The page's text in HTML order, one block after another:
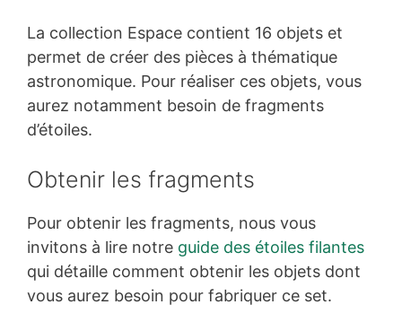
La collection Espace contient 16 objets et
permet de créer des pièces à thématique
astronomique. Pour réaliser ces objets, vous
aurez notamment besoin de fragments
d’étoiles.
Obtenir les fragments
Pour obtenir les fragments, nous vous
invitons à lire notre guide des étoiles filantes
qui détaille comment obtenir les objets dont
vous aurez besoin pour fabriquer ce set.